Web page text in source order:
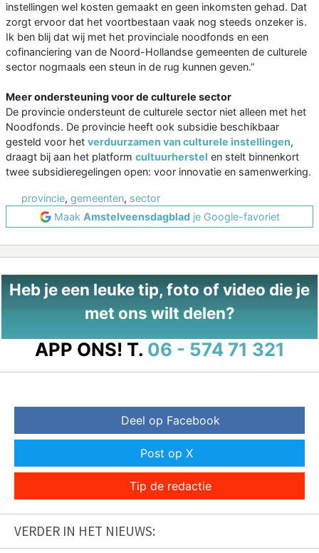
instellingen wel kosten gemaakt en geen inkomsten gehad. Dat
zorgt ervoor dat het voortbestaan vaak nog steeds onzeker is.
Ik ben blij dat wij met het provinciale noodfonds en een
cofinanciering van de Noord-Hollandse gemeenten de culturele
sector nogmaals een steun in de rug kunnen geven.”
Meer ondersteuning voor de culturele sector
De provincie ondersteunt de culturele sector niet alleen met het
Noodfonds. De provincie heeft ook subsidie beschikbaar
gesteld voor het verduurzamen van culturele instellingen,
draagt bij aan het platform cultuurherstel en stelt binnenkort
twee subsidieregelingen open: voor innovatie en samenwerking.
provincie, gemeenten, sector
Maak Amstelveensdagbladje Google-favoriet
Heb je een leuke tip, foto of video die je
met ons wilt delen?
APP ONS! T. 06 - 574 71 321
Deel op Facebook
Post op X
Tip de redactie
VERDER IN HET NIEUWS: